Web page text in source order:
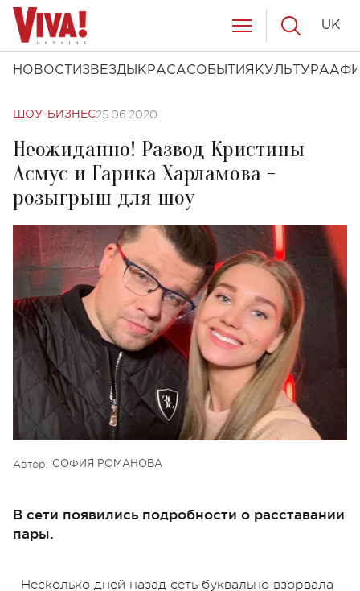
НОВОСТИ ЗВЕЗДЫ КРАСАСОБЫТИЯ КУЛЬТУРА
UK
ШОУ-БИЗНЕС25.06.2020
Неожиданно! Развод Кристины
Асмус и Гарика Харламова -
розыгрыш для шоу
Автор: СОФИЯ РОМАНОВА
В сети появились подробности о расставании
пары.
Несколько дней назад сеть буквально взорвала